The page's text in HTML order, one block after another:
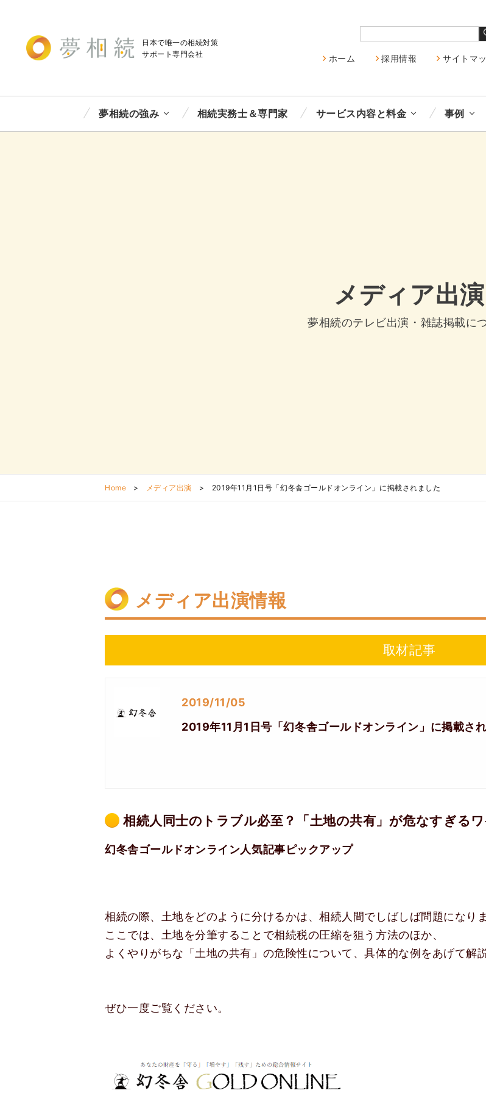
日本で唯一の相続対策
サポート専門会社 ホーム 採用情報 サイトマ
夢相続の強み 相続実務士＆専門家 サービス内容と料金 事例
メディア出演
夢相続のテレビ出演・雑誌掲載に
Home > メディア出演 > 2019年11月1日号「幻冬舎ゴールドオンライン」に掲載されました
メディア出演情報
取材記事
2019/11/05
2019年11月1日号「幻冬舎ゴールドオンライン」に掲載さ
相続人同士のトラブル必至？「土地の共有」が危なすぎる
幻冬舎ゴールドオンライン人気記事ピックアップ
相続の際、土地をどのように分けるかは、相続人間でしばしば問題になりま
ここでは、土地を分筆することで相続税の圧縮を狙う方法のほか、
よくやりがちな「土地の共有」の危険性について、具体的な例をあげて解
ぜひ一度ご覧ください。